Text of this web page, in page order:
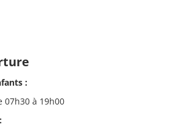
:
à 19h00